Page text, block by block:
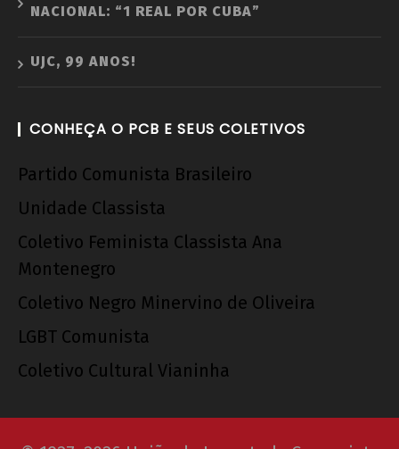
NACIONAL: “1 REAL POR CUBA”
UJC, 99 ANOS!
CONHEÇA O PCB E SEUS COLETIVOS
Partido Comunista Brasileiro
Unidade Classista
Coletivo Feminista Classista Ana
Montenegro
Coletivo Negro Minervino de Oliveira
LGBT Comunista
Coletivo Cultural Vianinha